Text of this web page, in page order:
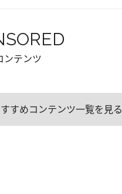
ンテンツ
すめコンテンツ一覧を見る